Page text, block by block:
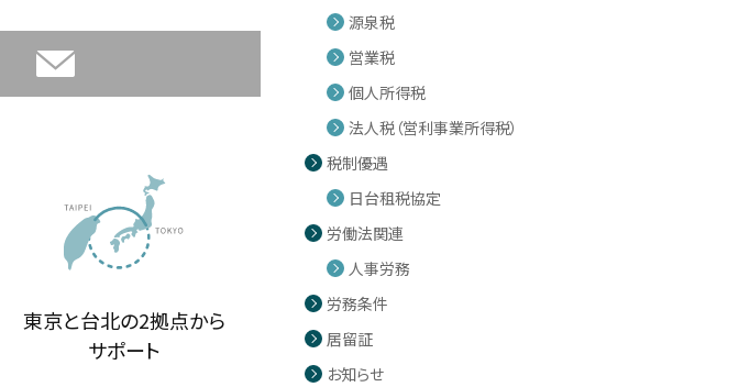
東京と台北の2拠点から
サポート
源泉税
営業税
個人所得税
法人税（営利事業所得税）
税制優遇
日台租税協定
労働法関連
人事労務
労務条件
居留証
お知らせ